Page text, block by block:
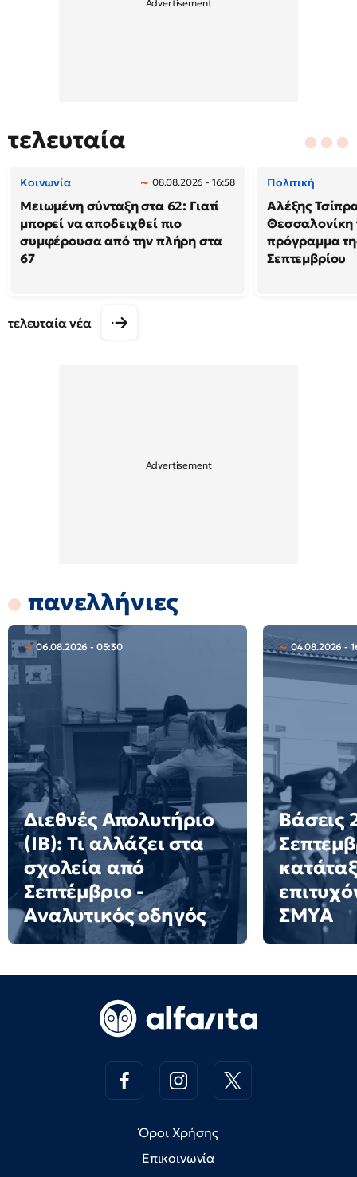
τελευταία
Κοινωνία 08.08.2026 - 16:58
Μειωμένη σύνταξη στα 62: Γιατί
μπορεί να αποδειχθεί πιο
συμφέρουσα από την πλήρη στα
67
Πολιτική
Αλέξης
Θεσσαλονίκη
πρόγραμμα
Σεπτεμβρίου
τελευταία νέα
πανελλήνιες
06.08.2026 - 05:30
Διεθνές Απολυτήριο
(IB): Τι αλλάζει στα
σχολεία από
Σεπτέμβριο -
Αναλυτικός οδηγός
04.08.2026 -
Βάσεις
ΣΜΥΑ
Όροι Χρήσης
Επικοινωνία